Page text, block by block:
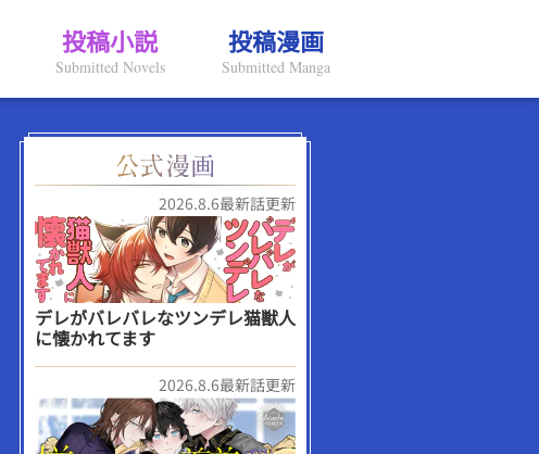
投稿小説
Submitted Novels
投稿漫画
Submitted Manga
2026.8.6最新話更新
デレがバレバレなツンデレ猫獣人
に懐かれてます
2026.8.6最新話更新